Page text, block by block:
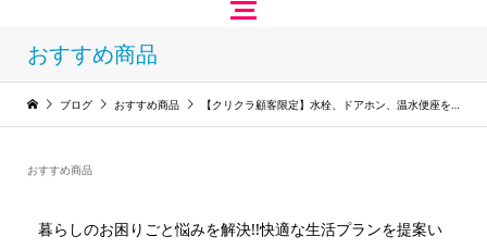
おすすめ商品
ブログ おすすめ商品 【クリクラ顧客限定】水栓、ドアホン、温水便座をご紹介!!
おすすめ商品
暮らしのお困りごと悩みを解決!!快適な生活プランを提案い